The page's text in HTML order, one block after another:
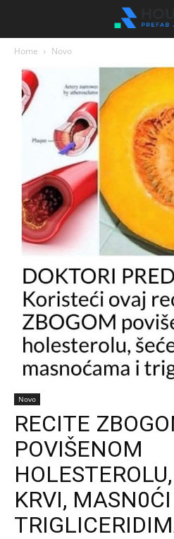
Home Novo
Novo
RECITE
POVIŠENOM
KRVI,